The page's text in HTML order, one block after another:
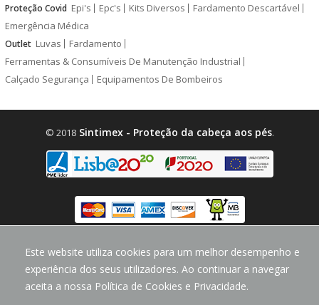
Este website utiliza cookies para um melhor desempenho e
experiência dos seus utilizadores. Ao continuar a navegar
aceita a nossa Política de Cookies e Privacidade.
Proteção Covid Epi's Epc's Kits Diversos
Fardamento Descartável
Emergência Médica
Outlet Luvas
Fardamento
Ferramentas & Consumíveis De Manutenção Industrial
Calçado Segurança
Equipamentos De Bombeiros
© 2018Sintimex - Proteção da cabeça aos pés.
design byCodeMind.PT
Parceiro Digital desde 2018 Top 5% PME